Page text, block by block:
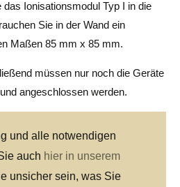
Ionisationsmodul Typ I in die
Sie in der Wand ein
Maßen 85 mm x 85 mm.
müssen nur noch die Geräte
angeschlossen werden.
und alle notwendigen
auch hier in unserem
unsicher sein, was Sie